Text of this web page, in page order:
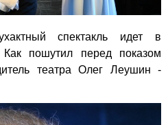
спектакль идет в
Как пошутил перед показом
театра Олег Леушин -